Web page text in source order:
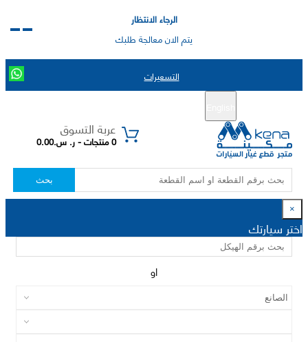
الرجاء الانتظار
يتم الان معالجة طلبك
التسعيرات
عربة التسوق
0 منتجات - ر. س.0.00
بحث
×
اختر سيارتك
او